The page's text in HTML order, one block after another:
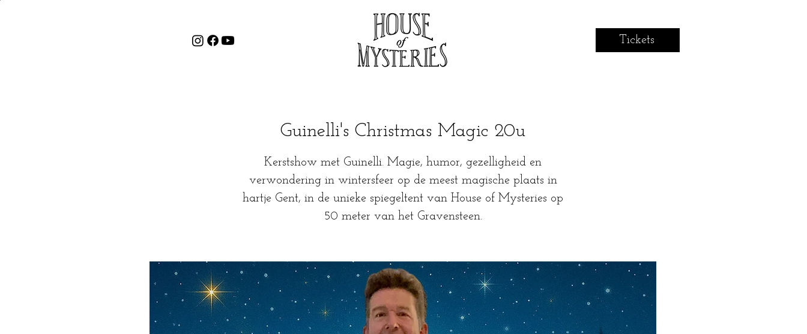
Tickets
Guinelli's Christmas Magic 20u
Kerstshow met Guinelli. Magie, humor, gezelligheid en
verwondering in wintersfeer op de meest magische plaats in
hartje Gent, in de unieke spiegeltent van House of Mysteries op
50 meter van het Gravensteen.